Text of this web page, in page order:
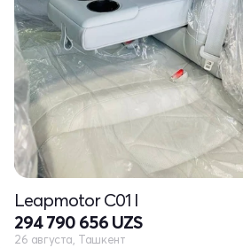
Leapmotor C01 I
294 790 656 UZS
26 августа, Ташкент